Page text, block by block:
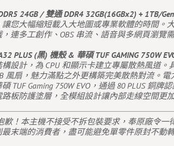
24GB / 雙通 DDR4 32GB(16GBx2) + 1TB/
您大幅縮短載入大地圖或專業軟體的時間。
連多工創作、OBS 串流、語音與多網頁瀏覽
PLUS (黑) 機殼 & 華碩 TUF GAMING 750W
設計，為 CPU 和顯示卡建立專屬散熱風道。
風扇，魅力滿點之外更構築完美散熱對流。電
TUF Gaming 750W EVO，通過 80 PLUS 銅牌
路板防護塗層，全模組設計讓內部走線空間更
歉！本主機不接受不拆包裝要求，奉原廠令一
最末端的消費者，盡可能避免單零件原封不動